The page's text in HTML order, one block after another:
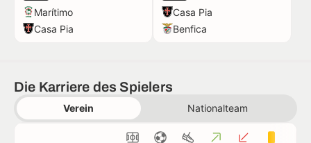
Marítimo
Casa Pia
Casa Pia
Benfica
Die Karriere des Spielers
Verein Nationalteam